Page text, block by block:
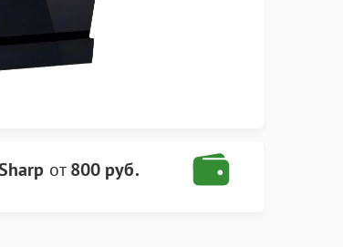
от800 руб.